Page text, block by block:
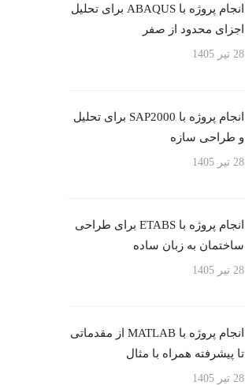
انجام پروژه با ABAQUS برای تحلیل
اجزای محدود از صفر
28 تیر 1405
انجام پروژه با SAP2000 برای تحلیل
و طراحی سازه
28 تیر 1405
انجام پروژه با ETABS برای طراحی
ساختمان به زبان ساده
28 تیر 1405
انجام پروژه با MATLAB از مقدماتی
تا پیشرفته همراه با مثال
28 تیر 1405